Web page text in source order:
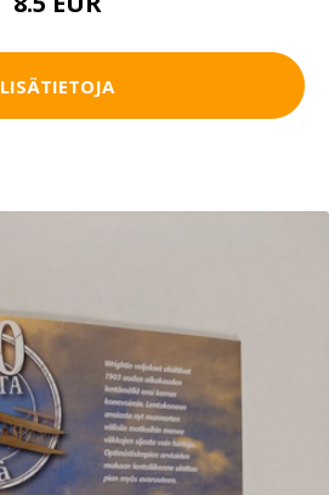
LISÄTIETOJA